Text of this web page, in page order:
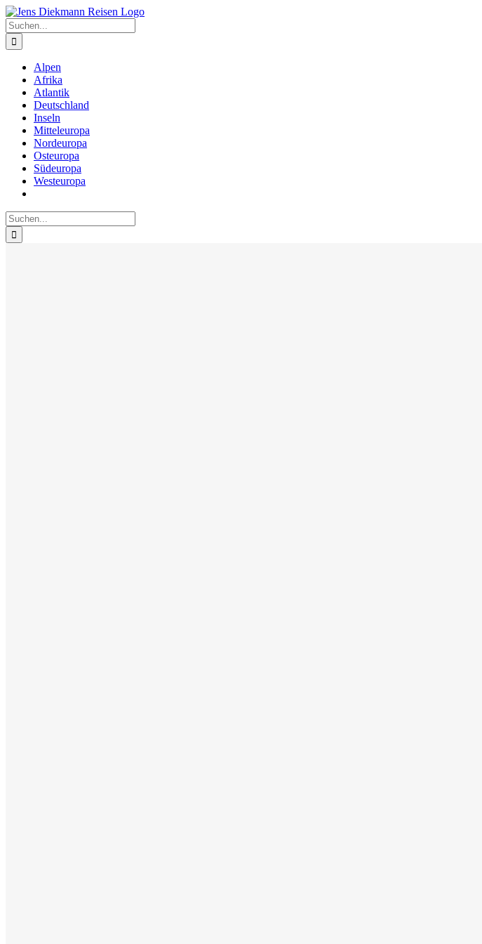
Zum
Inhalt
springen
Suche
nach:
Alpen
Afrika
Atlantik
Deutschland
Inseln
Mitteleuropa
Nordeuropa
Osteuropa
Südeuropa
Westeuropa
Suche
nach: